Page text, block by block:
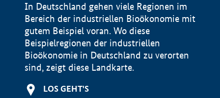
In Deutschland gehen viele Regionen im
Bereich der industriellen Bioökonomie mit
gutem Beispiel voran. Wo diese
Beispielregionen der industriellen
Bioökonomie in Deutschland zu verorten
sind, zeigt diese Landkarte.
LOS GEHT'S